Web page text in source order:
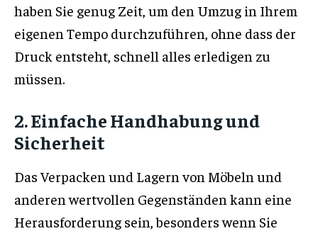
haben Sie genug Zeit, um den Umzug in Ihrem
eigenen Tempo durchzuführen, ohne dass der
Druck entsteht, schnell alles erledigen zu
müssen.
2. Einfache Handhabung und
Sicherheit
Das Verpacken und Lagern von Möbeln und
anderen wertvollen Gegenständen kann eine
Herausforderung sein, besonders wenn Sie